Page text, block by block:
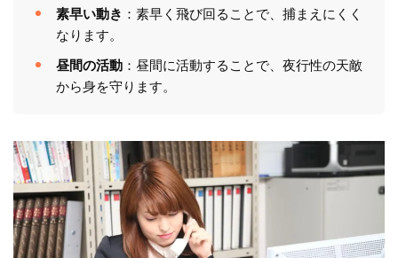
素早い動き ：素早く飛び回ることで、捕まえにくく
なります。
昼間の活動：昼間に活動することで、夜行性の天敵
から身を守ります。